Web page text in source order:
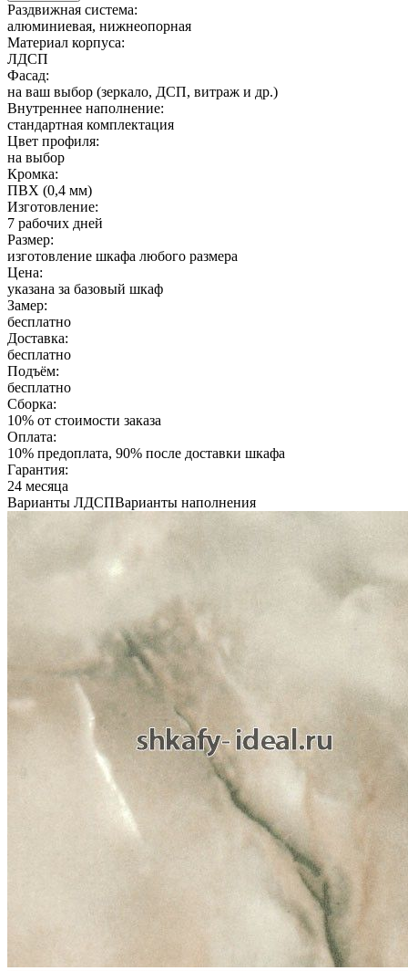
Раздвижная система:
алюминиевая, нижнеопорная
Материал корпуса:
ЛДСП
Фасад:
на ваш выбор (зеркало, ДСП, витраж и др.)
Внутреннее наполнение:
стандартная комплектация
Цвет профиля:
на выбор
Кромка:
ПВХ (0,4 мм)
Изготовление:
7 рабочих дней
Размер:
изготовление шкафа любого размера
Цена:
указана за базовый шкаф
Замер:
бесплатно
Доставка:
бесплатно
Подъём:
бесплатно
Сборка:
10% от стоимости заказа
Оплата:
10% предоплата, 90% после доставки шкафа
Гарантия:
24 месяца
Варианты ЛДСПВарианты наполнения